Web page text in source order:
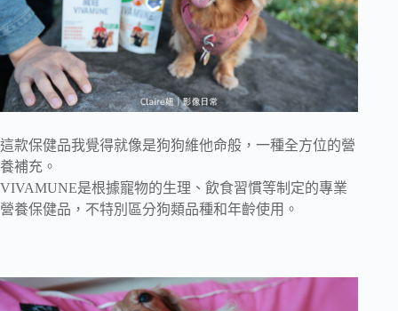
這款保健品我覺得就像是狗狗維他命般，一種全方位的營
養補充。
VIVAMUNE是根據寵物的生理、飲食習慣等制定的專業
營養保健品，不特別區分狗類品種和年齡使用。